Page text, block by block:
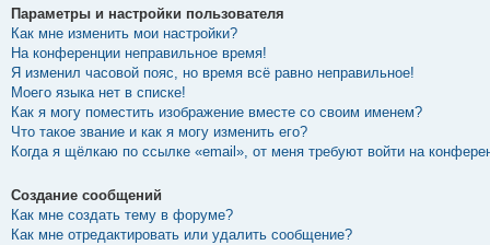
Параметры и настройки пользователя
Как мне изменить мои настройки?
На конференции неправильное время!
Я изменил часовой пояс, но время всё равно неправильное!
Моего языка нет в списке!
Как я могу поместить изображение вместе со своим именем?
Что такое звание и как я могу изменить его?
Когда я щёлкаю по ссылке «email», от меня требуют войти на
Создание сообщений
Как мне создать тему в форуме?
Как мне отредактировать или удалить сообщение?